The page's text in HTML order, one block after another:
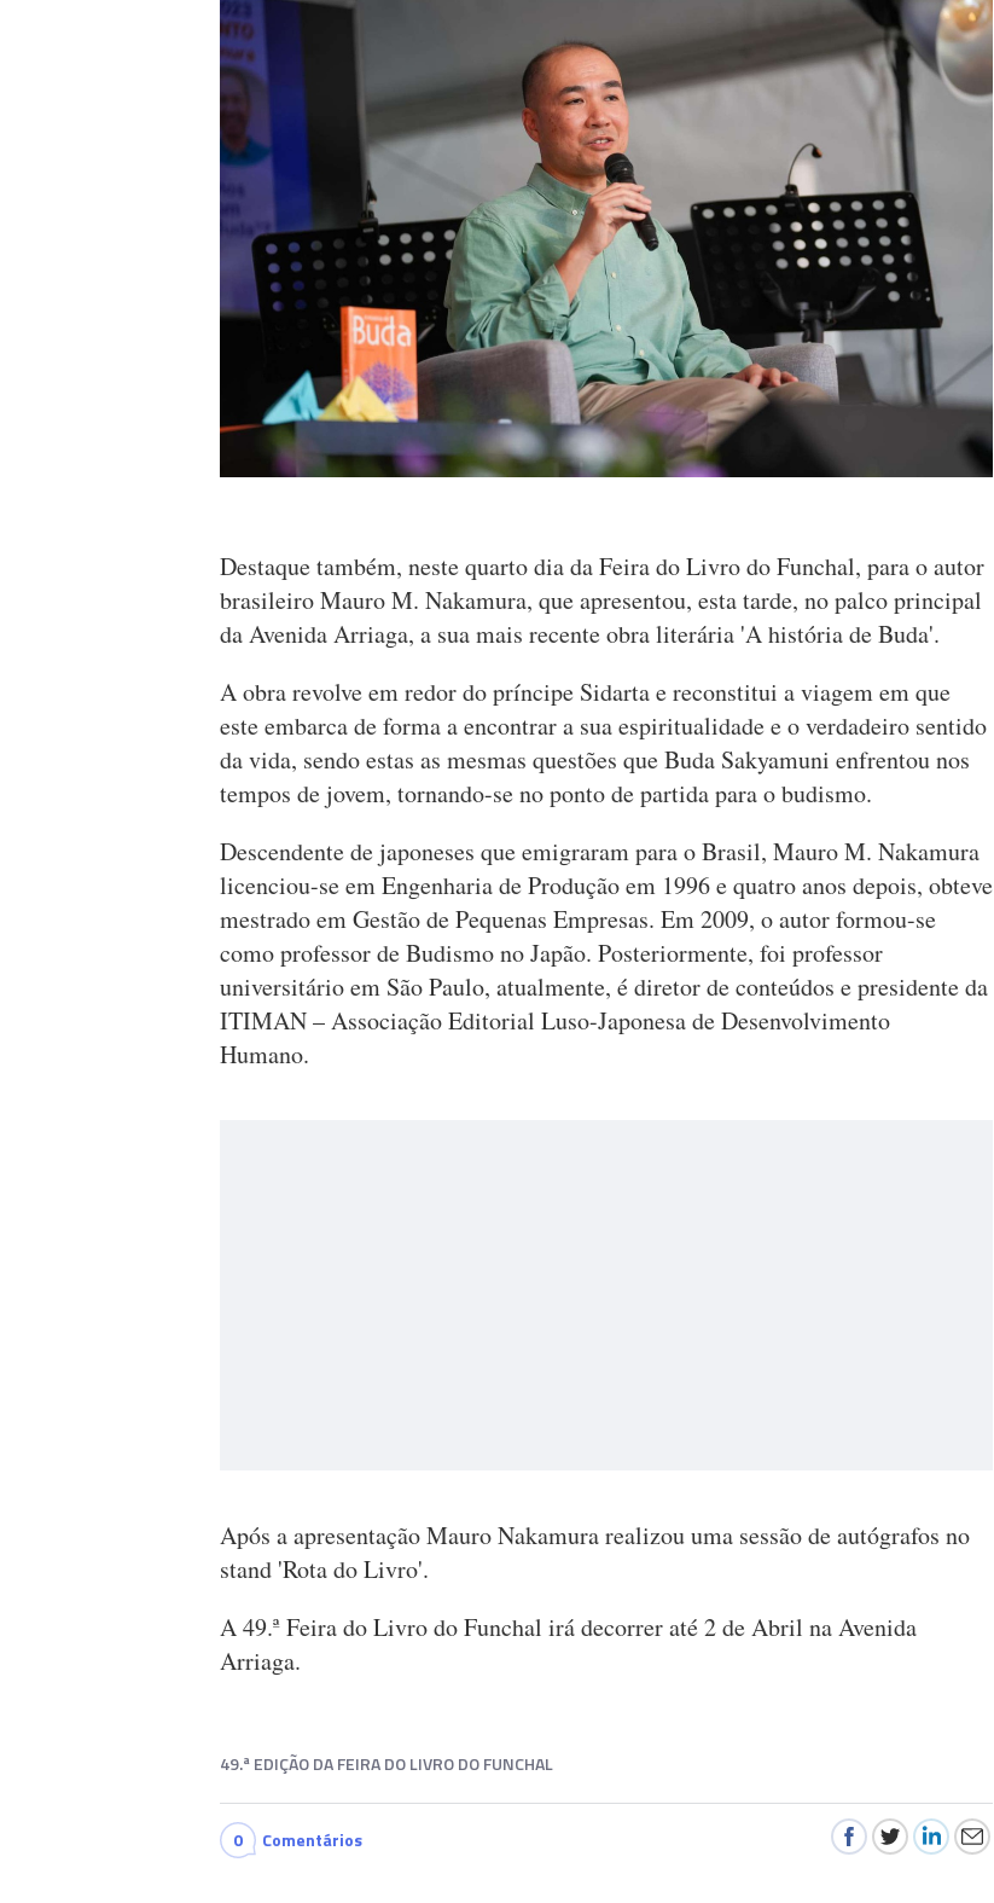
Destaque também, neste quarto dia da Feira do Livro do Funchal, para o autor
brasileiro Mauro M. Nakamura, que apresentou, esta tarde, no palco principal
da Avenida Arriaga, a sua mais recente obra literária 'A história de Buda'.
A obra revolve em redor do príncipe Sidarta e reconstitui a viagem em que
este embarca de forma a encontrar a sua espiritualidade e o verdadeiro sentido
da vida, sendo estas as mesmas questões que Buda Sakyamuni enfrentou nos
tempos de jovem, tornando-se no ponto de partida para o budismo.
Descendente de japoneses que emigraram para o Brasil, Mauro M. Nakamura
licenciou-se em Engenharia de Produção em 1996 e quatro anos depois, obteve
mestrado em Gestão de Pequenas Empresas. Em 2009, o autor formou-se
como professor de Budismo no Japão. Posteriormente, foi professor
universitário em São Paulo, atualmente, é diretor de conteúdos e presidente da
ITIMAN – Associação Editorial Luso-Japonesa de Desenvolvimento
Humano.
Após a apresentação Mauro Nakamura realizou uma sessão de autógrafos no
stand 'Rota do Livro'.
A 49.ª Feira do Livro do Funchal irá decorrer até 2 de Abril na Avenida
Arriaga.
49.ª EDIÇÃO DA FEIRA DO LIVRO DO FUNCHAL
0 Comentários